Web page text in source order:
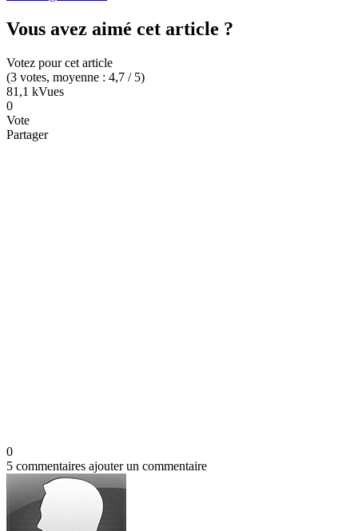
Vous avez aimé cet article ?
Votez pour cet article
(3 votes, moyenne : 4,7 / 5)
81,1 kVues
0
Vote
Partager
0
5 commentaires ajouter un commentaire